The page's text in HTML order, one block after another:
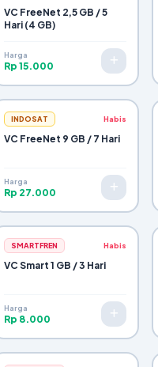
VC FreeNet 2,5 GB / 5
Hari (4 GB)
Harga
Rp 15.000
INDOSAT Habis
VC FreeNet 9 GB / 7 Hari
Harga
Rp 27.000
SMARTFREN Habis
VC Smart 1 GB / 3 Hari
Harga
Rp 8.000